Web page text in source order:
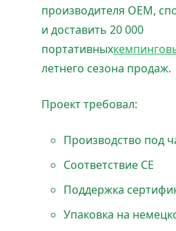
производителя OEM,
и доставить 20 000
портативных
летнего сезона продаж.
Проект требовал:
Производство под
Соответствие CE
Поддержка
Упаковка на